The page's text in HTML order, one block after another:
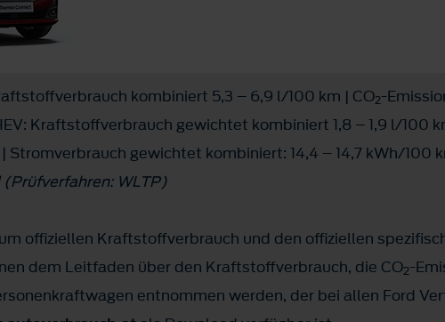
kombiniert 5,3 – 6,9 l/100 km | CO2-
Kraftstoffverbrauch gewichtet kombiniert 1,8 – 1,9 l/100
gewichtet kombiniert: 14,4 – 14,7 kWh/100
(Prüfverfahren: WLTP)
offiziellen Kraftstoffverbrauch und den offiziellen
dem Leitfaden über den Kraftstoffverbrauch, die CO2-
entnommen werden, der bei allen Ford